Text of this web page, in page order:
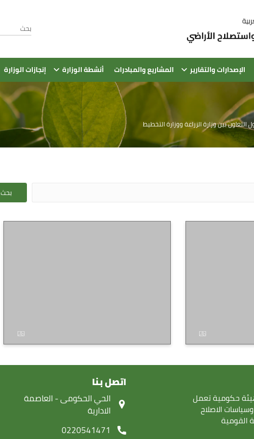
الإصدارات والتقارير المشاريع والمبادرات أنشطة الوزارة إنجازات الوزارة
التعاون بين وزارة الزراعة ووزارة التخطيط
بحث
هيئة حكومية تعمل
الاصلاح
القومية
اتصل بنا
‏الحي الحكومى - العاصمة
الادارية
0220541471